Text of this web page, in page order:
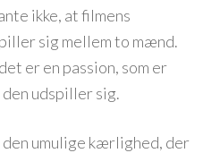
ikke, at filmens
sig mellem to mænd.
er en passion, som er
udspiller sig.
den umulige kærlighed, der